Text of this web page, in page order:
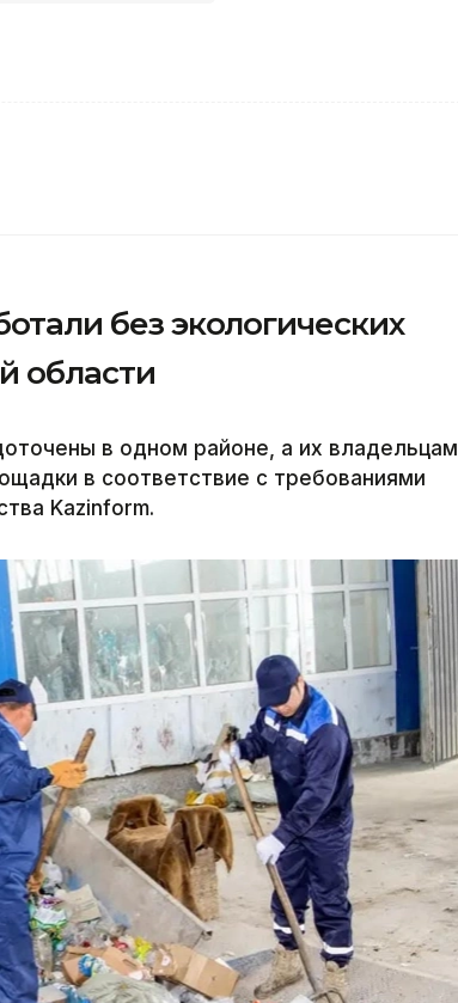
без экологических
области
в одном районе, а их владельцам
в соответствие с требованиями
Kazinform.